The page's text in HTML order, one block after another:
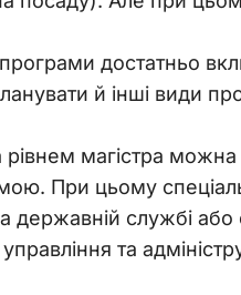
програми достатньо
й інші види
рівнем магістра
При цьому
державній службі
та